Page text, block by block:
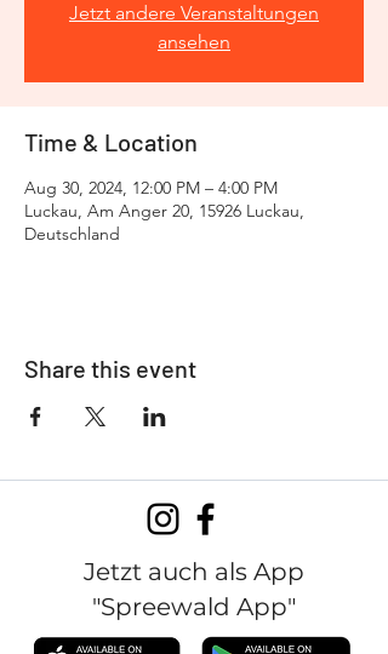
Jetzt andere Veranstaltungen
ansehen
Time & Location
Aug 30, 2024, 12:00 PM – 4:00 PM
Luckau, Am Anger 20, 15926 Luckau,
Deutschland
Share this event
Jetzt auch als App
"Spreewald App"